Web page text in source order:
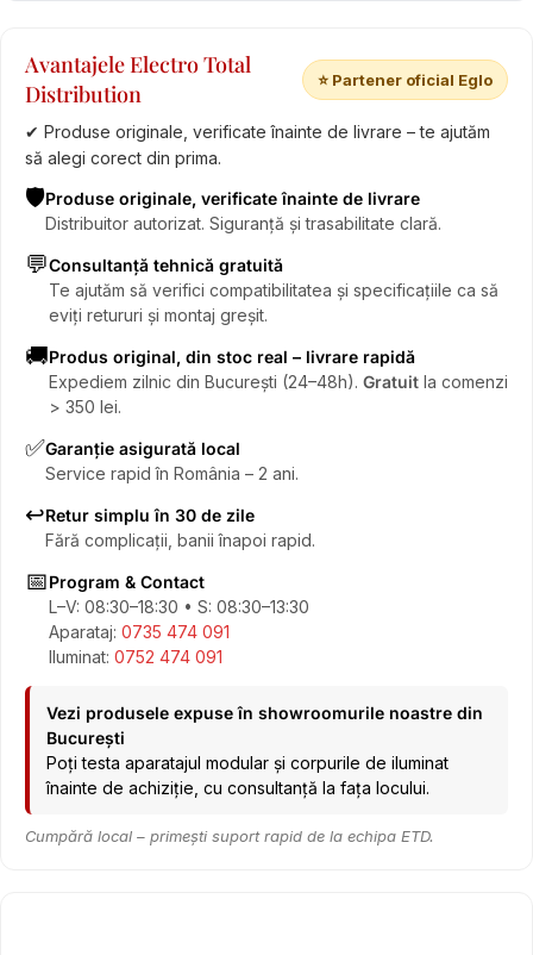
Avantajele Electro Total
Distribution
⭐ Partener oficial Eglo
✔ Produse originale, verificate înainte de livrare – te ajutăm
să alegi corect din prima.
🛡️Produse originale, verificate înainte de livrare
Distribuitor autorizat. Siguranță și trasabilitate clară.
💬Consultanță tehnică gratuită
Te ajutăm să verifici compatibilitatea și specificațiile ca să
eviți retururi și montaj greșit.
🚚Produs original, din stoc real – livrare rapidă
Expediem zilnic din București (24–48h). Gratuit la comenzi
> 350 lei.
✅Garanție asigurată local
Service rapid în România – 2 ani.
↩️Retur simplu în 30 de zile
Fără complicații, banii înapoi rapid.
📅Program & Contact
L–V: 08:30–18:30 • S: 08:30–13:30
Aparataj: 0735 474 091
Iluminat: 0752 474 091
Vezi produsele expuse în showroomurile noastre din
București
Poți testa aparatajul modular și corpurile de iluminat
înainte de achiziție, cu consultanță la fața locului.
Cumpără local – primești suport rapid de la echipa ETD.